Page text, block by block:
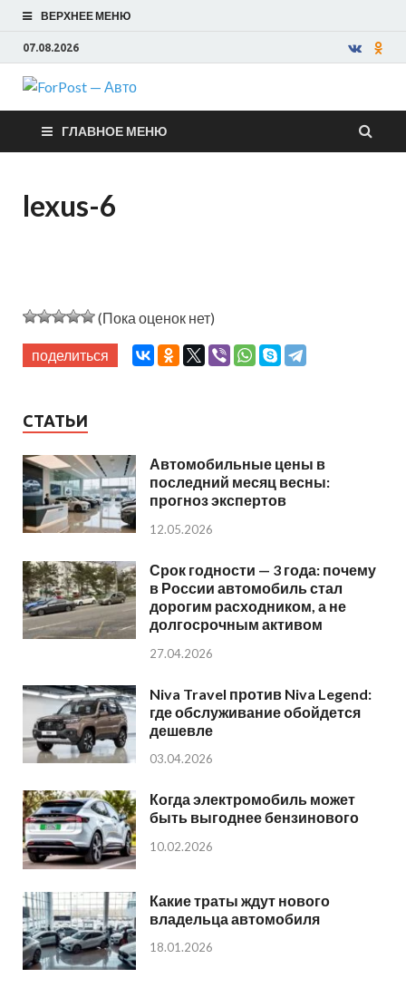
ВЕРХНЕЕ МЕНЮ
07.08.2026
ForPost —
Авто
ГЛАВНОЕ МЕНЮ
lexus-6
(Пока оценок нет)
поделиться
СТАТЬИ
Автомобильные цены в
последний месяц весны:
прогноз экспертов
12.05.2026
Срок годности — 3 года: почему
в России автомобиль стал
дорогим расходником, а не
долгосрочным активом
27.04.2026
Niva Travel против Niva Legend:
где обслуживание обойдется
дешевле
03.04.2026
Когда электромобиль может
быть выгоднее бензинового
10.02.2026
Какие траты ждут нового
владельца автомобиля
18.01.2026